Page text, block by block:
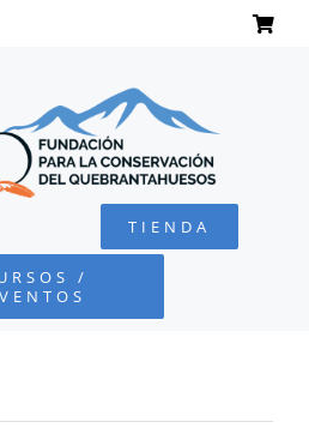
TIENDA
/